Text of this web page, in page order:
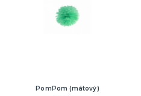
PomPom (mátový)